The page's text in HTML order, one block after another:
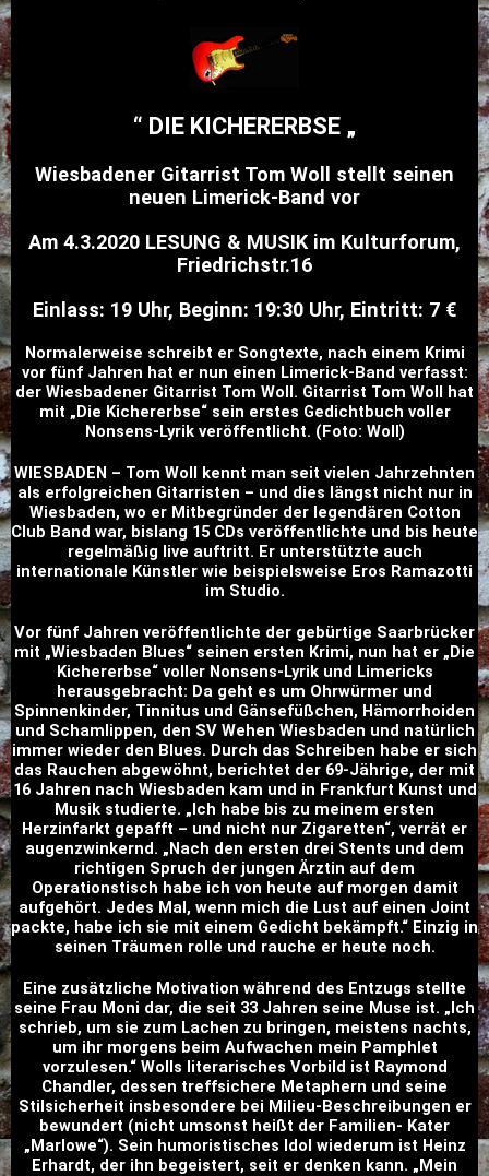
“ DIE KICHERERBSE „
Wiesbadener Gitarrist Tom Woll stellt seinen
neuen Limerick-Band vor
Am 4.3.2020 LESUNG & MUSIK im Kulturforum,
Friedrichstr.16
Einlass: 19 Uhr, Beginn: 19:30 Uhr, Eintritt: 7 €
Normalerweise schreibt er Songtexte, nach einem Krimi
vor fünf Jahren hat er nun einen Limerick-Band verfasst:
der Wiesbadener Gitarrist Tom Woll. Gitarrist Tom Woll hat
mit „Die Kichererbse“ sein erstes Gedichtbuch voller
Nonsens-Lyrik veröffentlicht. (Foto: Woll)
WIESBADEN – Tom Woll kennt man seit vielen Jahrzehnten
als erfolgreichen Gitarristen – und dies längst nicht nur in
Wiesbaden, wo er Mitbegründer der legendären Cotton
Club Band war, bislang 15 CDs veröffentlichte und bis heute
regelmäßig live auftritt. Er unterstützte auch
internationale Künstler wie beispielsweise Eros Ramazotti
im Studio.
Vor fünf Jahren veröffentlichte der gebürtige Saarbrücker
mit „Wiesbaden Blues“ seinen ersten Krimi, nun hat er „Die
Kichererbse“ voller Nonsens-Lyrik und Limericks
herausgebracht: Da geht es um Ohrwürmer und
Spinnenkinder, Tinnitus und Gänsefüßchen, Hämorrhoiden
und Schamlippen, den SV Wehen Wiesbaden und natürlich
immer wieder den Blues. Durch das Schreiben habe er sich
das Rauchen abgewöhnt, berichtet der 69-Jährige, der mit
16 Jahren nach Wiesbaden kam und in Frankfurt Kunst und
Musik studierte. „Ich habe bis zu meinem ersten
Herzinfarkt gepafft – und nicht nur Zigaretten“, verrät er
augenzwinkernd. „Nach den ersten drei Stents und dem
richtigen Spruch der jungen Ärztin auf dem
Operationstisch habe ich von heute auf morgen damit
aufgehört. Jedes Mal, wenn mich die Lust auf einen Joint
packte, habe ich sie mit einem Gedicht bekämpft.“ Einzig in
seinen Träumen rolle und rauche er heute noch.
Eine zusätzliche Motivation während des Entzugs stellte
seine Frau Moni dar, die seit 33 Jahren seine Muse ist. „Ich
schrieb, um sie zum Lachen zu bringen, meistens nachts,
um ihr morgens beim Aufwachen mein Pamphlet
vorzulesen.“ Wolls literarisches Vorbild ist Raymond
Chandler, dessen treffsichere Metaphern und seine
Stilsicherheit insbesondere bei Milieu-Beschreibungen er
bewundert (nicht umsonst heißt der Familien- Kater
„Marlowe“). Sein humoristisches Idol wiederum ist Heinz
Erhardt, der ihn begeistert, seit er denken kann. „Mein